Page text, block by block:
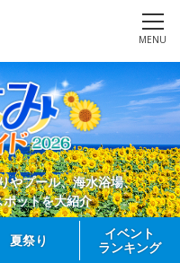
MENU
やプール、海水浴場、
ットを大紹介
夏祭り
イベント
ランキング